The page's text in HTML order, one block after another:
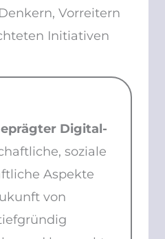
Vorreitern
Initiativen
Digital-
soziale
Aspekte
von